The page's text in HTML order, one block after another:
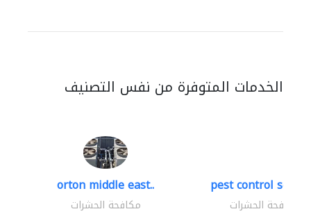
الخدمات المتوفرة من نفس التصنيف
orton middle east..
مكافحة الحشرات
pest control
مكافحة الحشرات